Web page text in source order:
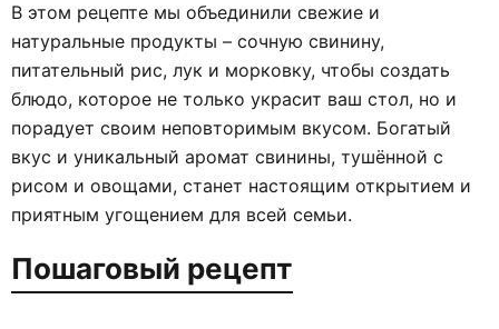
В этом рецепте мы объединили свежие и
натуральные продукты – сочную свинину,
питательный рис, лук и морковку, чтобы создать
блюдо, которое не только украсит ваш стол, но и
порадует своим неповторимым вкусом. Богатый
вкус и уникальный аромат свинины, тушённой с
рисом и овощами, станет настоящим открытием и
приятным угощением для всей семьи.
Пошаговый рецепт